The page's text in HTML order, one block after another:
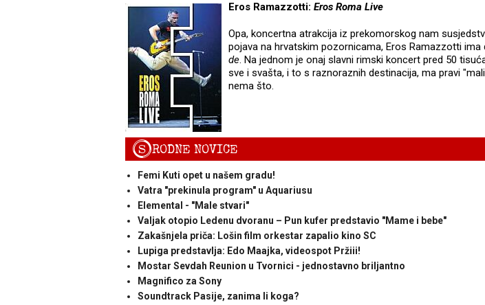
Eros Ramazzotti: Eros Roma Live
Opa, koncertna atrakcija iz prekomorskog nam
pojava na hrvatskim pozornicama, Eros Ramazzotti ima
de. Na jednom je onaj slavni rimski koncert pred 50
sve i svašta, i to s raznoraznih destinacija, ma pravi
nema što.
SRODNE NOVICE
Femi Kuti opet u našem gradu!
Vatra "prekinula program" u Aquariusu
Elemental - "Male stvari"
Valjak otopio Ledenu dvoranu – Pun kufer predstavio "Mame i bebe"
Zakašnjela priča: Lošin film orkestar zapalio kino SC
Lupiga predstavlja: Edo Maajka, videospot Pržiii!
Mostar Sevdah Reunion u Tvornici - jednostavno briljantno
Magnifico za Sony
Soundtrack Pasije, zanima li koga?